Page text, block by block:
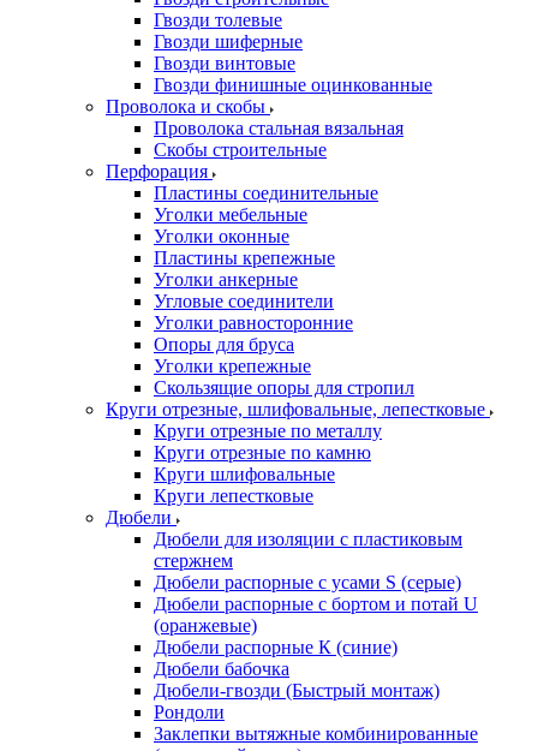
Гвозди толевые
Гвозди шиферные
Гвозди винтовые
Гвозди финишные оцинкованные
Проволока и скобы
Проволока стальная вязальная
Скобы строительные
Перфорация
Пластины соединительные
Уголки мебельные
Уголки оконные
Пластины крепежные
Уголки анкерные
Угловые соединители
Уголки равносторонние
Опоры для бруса
Уголки крепежные
Скользящие опоры для стропил
Круги отрезные, шлифовальные, лепестковые
Круги отрезные по металлу
Круги отрезные по камню
Круги шлифовальные
Круги лепестковые
Дюбели
Дюбели для изоляции с пластиковым
стержнем
Дюбели распорные с усами S (серые)
Дюбели распорные c бортом и потай U
(оранжевые)
Дюбели распорные К (синие)
Дюбели бабочка
Дюбели-гвозди (Быстрый монтаж)
Рондоли
Заклепки вытяжные комбинированные